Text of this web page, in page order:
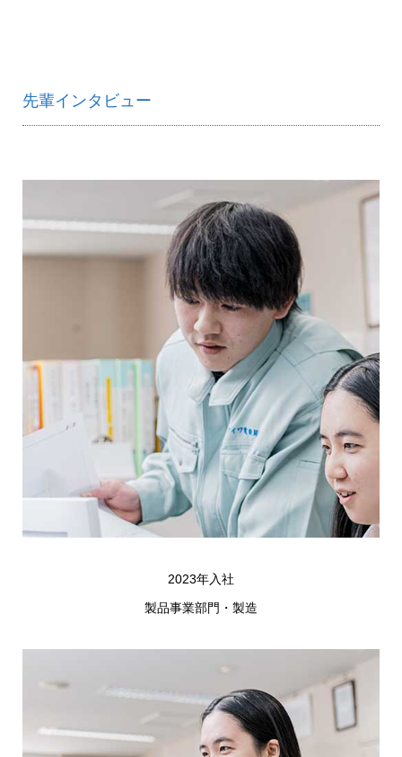
先輩インタビュー
2023年入社
製品事業部門・製造